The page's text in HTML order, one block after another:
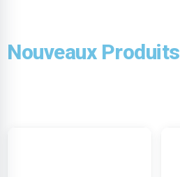
Nouveaux Produits